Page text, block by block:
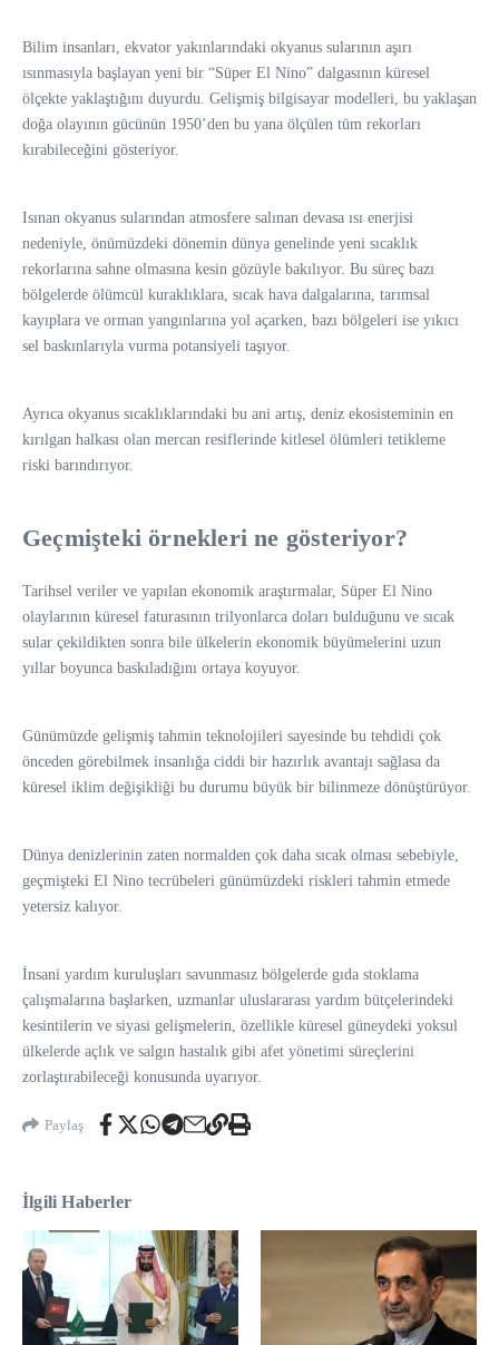
Bilim insanları, ekvator yakınlarındaki okyanus sularının aşırı
ısınmasıyla başlayan yeni bir “Süper El Nino” dalgasının küresel
ölçekte yaklaştığını duyurdu. Gelişmiş bilgisayar modelleri, bu yaklaşan
doğa olayının gücünün 1950’den bu yana ölçülen tüm rekorları
kırabileceğini gösteriyor.
Isınan okyanus sularından atmosfere salınan devasa ısı enerjisi
nedeniyle, önümüzdeki dönemin dünya genelinde yeni sıcaklık
rekorlarına sahne olmasına kesin gözüyle bakılıyor. Bu süreç bazı
bölgelerde ölümcül kuraklıklara, sıcak hava dalgalarına, tarımsal
kayıplara ve orman yangınlarına yol açarken, bazı bölgeleri ise yıkıcı
sel baskınlarıyla vurma potansiyeli taşıyor.
Ayrıca okyanus sıcaklıklarındaki bu ani artış, deniz ekosisteminin en
kırılgan halkası olan mercan resiflerinde kitlesel ölümleri tetikleme
riski barındırıyor.
Geçmişteki örnekleri ne gösteriyor?
Tarihsel veriler ve yapılan ekonomik araştırmalar, Süper El Nino
olaylarının küresel faturasının trilyonlarca doları bulduğunu ve sıcak
sular çekildikten sonra bile ülkelerin ekonomik büyümelerini uzun
yıllar boyunca baskıladığını ortaya koyuyor.
Günümüzde gelişmiş tahmin teknolojileri sayesinde bu tehdidi çok
önceden görebilmek insanlığa ciddi bir hazırlık avantajı sağlasa da
küresel iklim değişikliği bu durumu büyük bir bilinmeze dönüştürüyor.
Dünya denizlerinin zaten normalden çok daha sıcak olması sebebiyle,
geçmişteki El Nino tecrübeleri günümüzdeki riskleri tahmin etmede
yetersiz kalıyor.
İnsani yardım kuruluşları savunmasız bölgelerde gıda stoklama
çalışmalarına başlarken, uzmanlar uluslararası yardım bütçelerindeki
kesintilerin ve siyasi gelişmelerin, özellikle küresel güneydeki yoksul
ülkelerde açlık ve salgın hastalık gibi afet yönetimi süreçlerini
zorlaştırabileceği konusunda uyarıyor.
Paylaş
İlgili Haberler